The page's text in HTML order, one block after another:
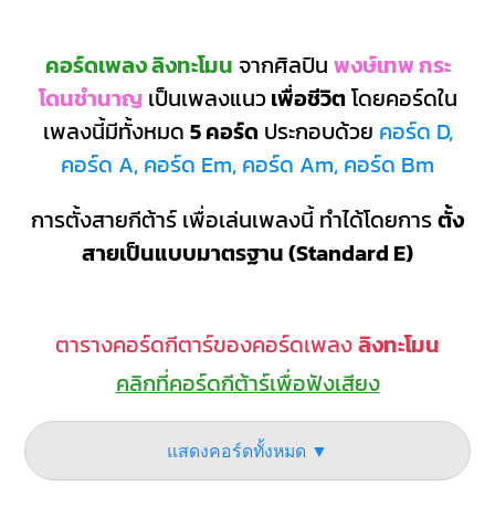
คอร์ดเพลง ลิงทะโมน จากศิลปิน พงษ์เทพ กระ
โดนชํานาญเป็นเพลงแนวเพื่อชีวิตโดยคอร์ดใน
เพลงนี้มีทั้งหมด 5 คอร์ด ประกอบด้วย คอร์ด D,
คอร์ด A, คอร์ด Em, คอร์ด Am, คอร์ด Bm
การตั้งสายกีต้าร์ เพื่อเล่นเพลงนี้ ทำได้โดยการตั้ง
สายเป็นแบบมาตรฐาน (Standard E)
ตารางคอร์ดกีตาร์ของคอร์ดเพลงลิงทะโมน
คลิกที่คอร์ดกีต้าร์เพื่อฟังเสียง
แสดงคอร์ดทั้งหมด ▼